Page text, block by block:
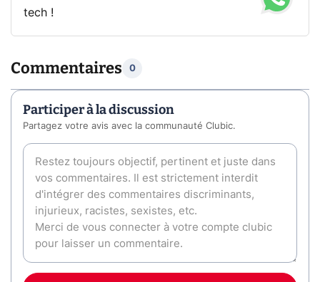
tech !
Commentaires 0
Participer à la discussion
Partagez votre avis avec la communauté Clubic.